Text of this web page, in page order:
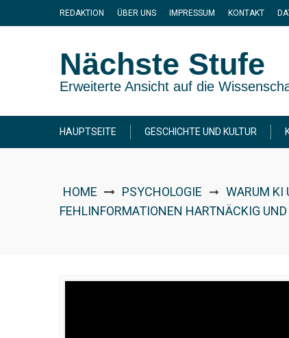
REDAKTION ÜBER UNS IMPRESSUM KONTAKT
Nächste Stufe
Erweiterte Ansicht auf die
HAUPTSEITE GESCHICHTE UND KULTUR
HOME PSYCHOLOGIE ➞ WARUM KI
FEHLINFORMATIONEN HARTNÄCKIG